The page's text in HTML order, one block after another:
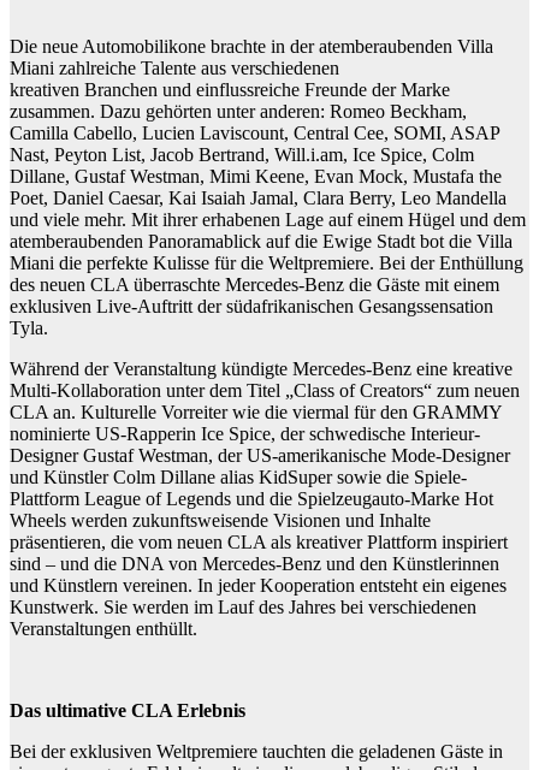
Die neue Automobilikone brachte in der atemberaubenden Villa
Miani zahlreiche Talente aus verschiedenen
kreativen Branchen und einflussreiche Freunde der Marke
zusammen. Dazu gehörten unter anderen: Romeo Beckham,
Camilla Cabello, Lucien Laviscount, Central Cee, SOMI, ASAP
Nast, Peyton List, Jacob Bertrand, Will.i.am, Ice Spice, Colm
Dillane, Gustaf Westman, Mimi Keene, Evan Mock, Mustafa the
Poet, Daniel Caesar, Kai Isaiah Jamal, Clara Berry, Leo Mandella
und viele mehr. Mit ihrer erhabenen Lage auf einem Hügel und dem
atemberaubenden Panoramablick auf die Ewige Stadt bot die Villa
Miani die perfekte Kulisse für die Weltpremiere. Bei der Enthüllung
des neuen CLA überraschte Mercedes-Benz die Gäste mit einem
exklusiven Live-Auftritt der südafrikanischen Gesangssensation
Tyla.
Während der Veranstaltung kündigte Mercedes-Benz eine kreative
Multi-Kollaboration unter dem Titel „Class of Creators“ zum neuen
CLA an. Kulturelle Vorreiter wie die viermal für den GRAMMY
nominierte US-Rapperin Ice Spice, der schwedische Interieur-
Designer Gustaf Westman, der US-amerikanische Mode-Designer
und Künstler Colm Dillane alias KidSuper sowie die Spiele-
Plattform League of Legends und die Spielzeugauto-Marke Hot
Wheels werden zukunftsweisende Visionen und Inhalte
präsentieren, die vom neuen CLA als kreativer Plattform inspiriert
sind – und die DNA von Mercedes-Benz und den Künstlerinnen
und Künstlern vereinen. In jeder Kooperation entsteht ein eigenes
Kunstwerk. Sie werden im Lauf des Jahres bei verschiedenen
Veranstaltungen enthüllt.
Das ultimative CLA Erlebnis
Bei der exklusiven Weltpremiere tauchten die geladenen Gäste in